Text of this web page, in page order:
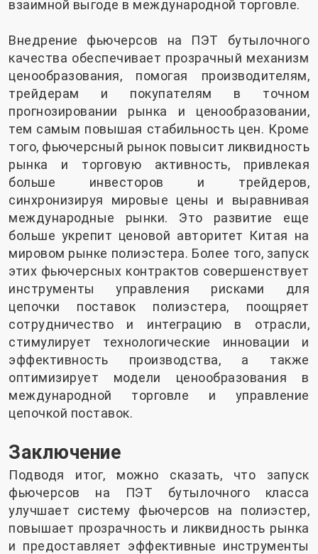
взаимной выгоде в международной торговле.
Внедрение фьючерсов на ПЭТ бутылочного
качества обеспечивает прозрачный механизм
ценообразования, помогая производителям,
трейдерам и покупателям в точном
прогнозировании рынка и ценообразовании,
тем самым повышая стабильность цен. Кроме
того, фьючерсный рынок повысит ликвидность
рынка и торговую активность, привлекая
больше инвесторов и трейдеров,
синхронизируя мировые цены и выравнивая
международные рынки. Это развитие еще
больше укрепит ценовой авторитет Китая на
мировом рынке полиэстера. Более того, запуск
этих фьючерсных контрактов совершенствует
инструменты управления рисками для
цепочки поставок полиэстера, поощряет
сотрудничество и интеграцию в отрасли,
стимулирует технологические инновации и
эффективность производства, а также
оптимизирует модели ценообразования в
международной торговле и управление
цепочкой поставок.
Заключение
Подводя итог, можно сказать, что запуск
фьючерсов на ПЭТ бутылочного класса
улучшает систему фьючерсов на полиэстер,
повышает прозрачность и ликвидность рынка
и предоставляет эффективные инструменты